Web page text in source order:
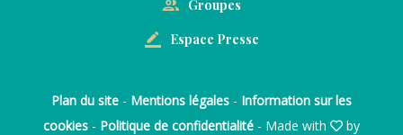
Groupes
Espace Presse
Plan du site - Mentions légales - Information sur les
cookies - Politique de confidentialité - Made with
by